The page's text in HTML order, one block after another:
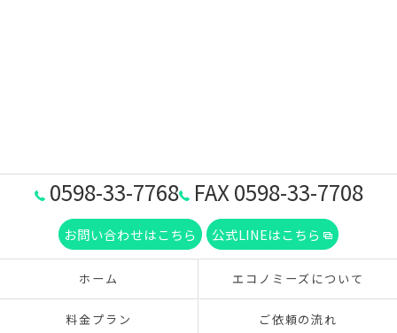
0598-33-7768 FAX 0598-33-7708
お問い合わせはこちら 公式LINEはこちら
ホーム エコノミーズについて
料金プラン ご依頼の流れ